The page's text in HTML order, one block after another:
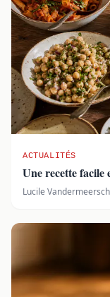
ACTUALITÉS
Une recette facile
Lucile Vandermeersch